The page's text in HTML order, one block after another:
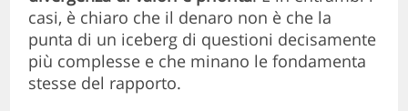
casi, è chiaro che il denaro non è che la
punta di un iceberg di questioni decisamente
più complesse e che minano le fondamenta
stesse del rapporto.